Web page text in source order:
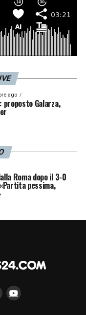
ago
proposto Galarza,
Roma dopo il 3-0
pessima,